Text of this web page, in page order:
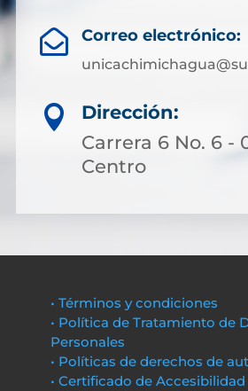
 Correo electrónico:

Dirección:
Carrera 6 No. 6 -
Centro
• Términos y condiciones
• Política de Tratamiento de
Personales
• Políticas de derechos de
• Certificado de Accesibilidad